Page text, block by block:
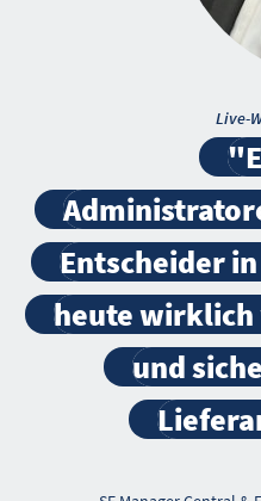
Live-
Entscheider
heute wirklich
und